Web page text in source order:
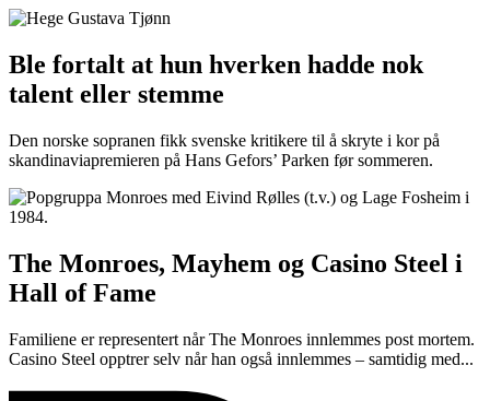
Ble fortalt at hun hverken hadde nok
talent eller stemme
Den norske sopranen fikk svenske kritikere til å skryte i kor på
skandinaviapremieren på Hans Gefors’ Parken før sommeren.
The Monroes, Mayhem og Casino Steel i
Hall of Fame
Familiene er representert når The Monroes innlemmes post mortem.
Casino Steel opptrer selv når han også innlemmes – samtidig med...